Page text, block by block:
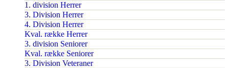
1. division Herrer
3. Division Herrer
4. Division Herrer
Kval. række Herrer
3. division Seniorer
Kval. række Seniorer
3. Division Veteraner